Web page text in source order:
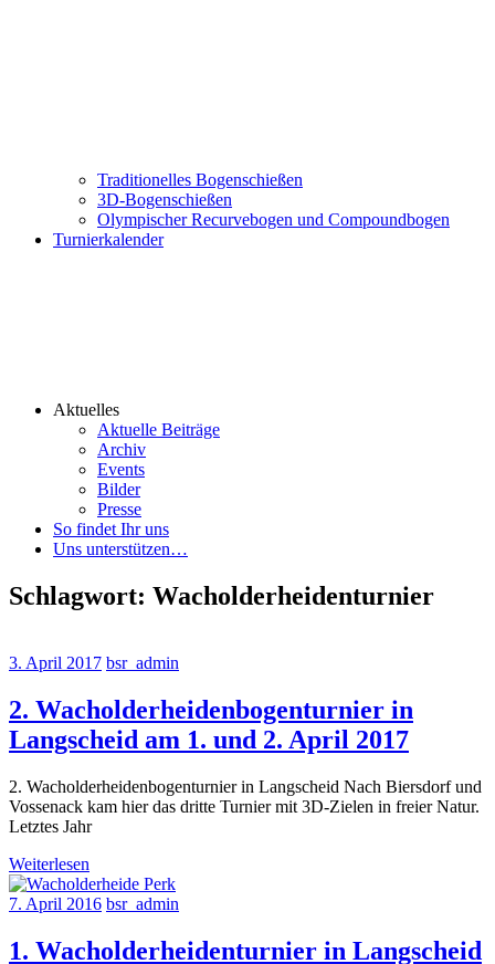
Traditionelles Bogenschießen
3D-Bogenschießen
Olympischer Recurvebogen und Compoundbogen
Turnierkalender
Aktuelles
Aktuelle Beiträge
Archiv
Events
Bilder
Presse
So findet Ihr uns
Uns unterstützen…
Schlagwort: Wacholderheidenturnier
3. April 2017 bsr_admin
2. Wacholderheidenbogenturnier in
Langscheid am 1. und 2. April 2017
2. Wacholderheidenbogenturnier in Langscheid Nach Biersdorf und
Vossenack kam hier das dritte Turnier mit 3D-Zielen in freier Natur.
Letztes Jahr
Weiterlesen
7. April 2016 bsr_admin
1. Wacholderheidenturnier in Langscheid